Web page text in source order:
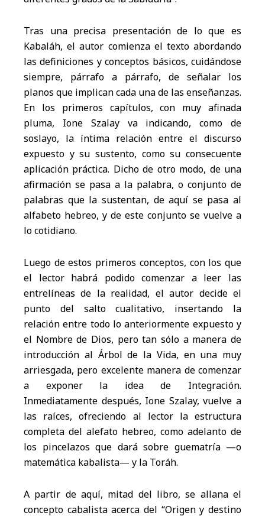
Tras una precisa presentación de lo que es
Kabaláh, el autor comienza el texto abordando
las definiciones y conceptos básicos, cuidándose
siempre, párrafo a párrafo, de señalar los
planos que implican cada una de las enseñanzas.
En los primeros capítulos, con muy afinada
pluma, Ione Szalay va indicando, como de
soslayo, la íntima relación entre el discurso
expuesto y su sustento, como su consecuente
aplicación práctica. Dicho de otro modo, de una
afirmación se pasa a la palabra, o conjunto de
palabras que la sustentan, de aquí se pasa al
alfabeto hebreo, y de este conjunto se vuelve a
lo cotidiano.
Luego de estos primeros conceptos, con los que
el lector habrá podido comenzar a leer las
entrelíneas de la realidad, el autor decide el
punto del salto cualitativo, insertando la
relación entre todo lo anteriormente expuesto y
el Nombre de Dios, pero tan sólo a manera de
introducción al Árbol de la Vida, en una muy
arriesgada, pero excelente manera de comenzar
a exponer la idea de Integración.
Inmediatamente después, Ione Szalay, vuelve a
las raíces, ofreciendo al lector la estructura
completa del alefato hebreo, como adelanto de
los pincelazos que dará sobre guematría —o
matemática kabalista— y la Toráh.
A partir de aquí, mitad del libro, se allana el
concepto cabalista acerca del “Origen y destino